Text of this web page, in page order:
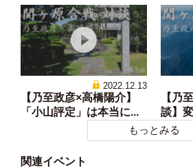
2022.12.13
【乃至政彦×高橋陽介】
「小山評定」は本当に...
【乃
談】
もっとみる
関連イベント